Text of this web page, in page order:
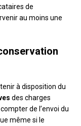
de
au moins une
à disposition du
des charges
de l’envoi du
même si le